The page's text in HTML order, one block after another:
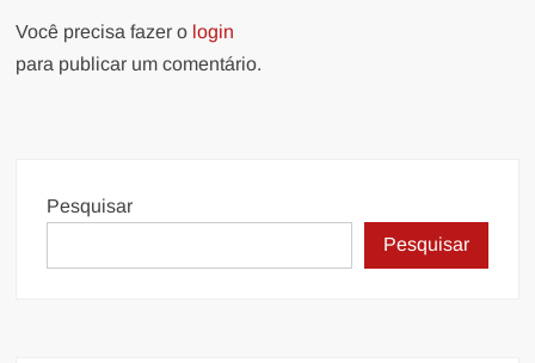
Você precisa fazer o login
para publicar um comentário.
Pesquisar
Pesquisar